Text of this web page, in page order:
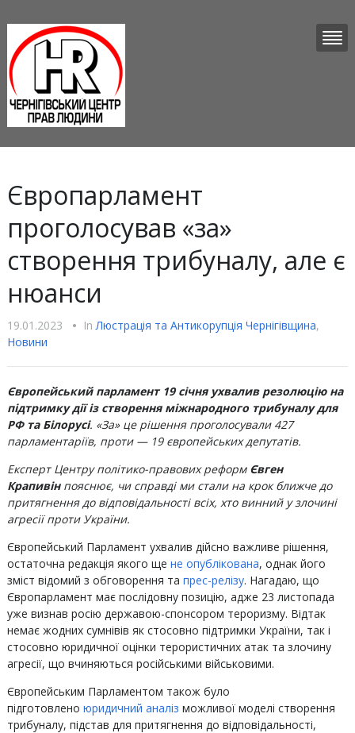
Європарламент
проголосував «за»
створення трибуналу, але є
нюанси
19.01.2023 • InЛюстрацiя та Антикорупцiя Чернігівщина,
Новини
Європейський парламент 19 січня ухвалив резолюцію на
підтримку дії із створення міжнародного трибуналу для
РФ та Білорусі. «За» це рішення проголосували 427
парламентаріїв, проти — 19 європейських депутатів.
Експерт Центру політико-правових реформЄвген
Крапивінпояснює, чи справді ми стали на крок ближче до
притягнення до відповідальності всіх, хто винний у злочині
агресії проти України.
Європейський Парламент ухвалив дійсно важливе рішення,
остаточна редакція якого ще не опублікована, однак його
зміст відомий з обговорення та прес-релізу. Нагадаю, що
Європарламент має послідовну позицію, адже 23 листопада
уже визнав росію державою-спонсором тероризму. Відтак
немає жодних сумнівів як стосовно підтримки України, так і
стосовно юридичної оцінки терористичних атак та злочину
агресії, що вчиняються російськими військовими.
Європейським Парламентом також було
підготовлено юридичний аналіз можливої моделі створення
трибуналу, підстав для притягнення до відповідальності,